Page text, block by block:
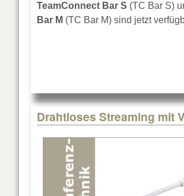
TeamConnect Bar S (TC Bar S)
Bar M (TC Bar M) sind jetzt
Drahtloses Streaming mit